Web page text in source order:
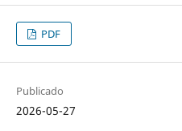
PDF
Publicado
2026-05-27